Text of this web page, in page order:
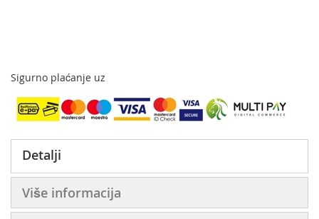
Sigurno plaćanje uz
Detalji
Više informacija